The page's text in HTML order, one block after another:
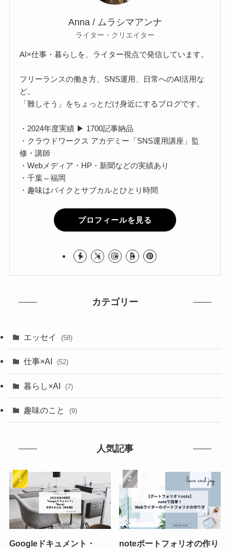
Anna / ムラシマアンナ
ライター・クリエイター
AI×仕事・暮らしを、ライター視点で発信しています。
フリーランスの働き方、SNS運用、日常へのAI活用な
ど。
「難しそう」をちょっとだけ身近にするブログです。
・2024年度実績 ▶ 1700記事納品
・クラウドワークス アカデミー「SNS運用講座」監
修・講師
・Webメディア・HP・新聞などの実績あり
・千葉⇔福岡
・趣味はバイクとサブカルとひとり時間
プロフィールを見る
カテゴリー
エッセイ (58)
仕事×AI (52)
暮らし×AI (7)
趣味のこと (9)
人気記事
Googleドキュメント・
noteポートフォリオの作り